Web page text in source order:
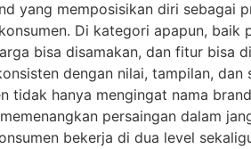
yang memposisikan diri sebagai
Di kategori apapun, baik
bisa disamakan, dan fitur bisa
dengan nilai, tampilan,
tidak hanya mengingat nama
persaingan dalam
bekerja di dua level